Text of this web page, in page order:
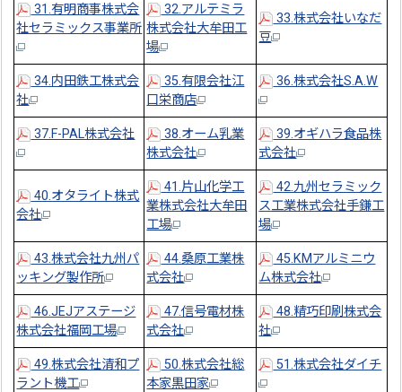
31.有明商事株式会
社セラミックス事業所
32.アルテミラ
株式会社大牟田工
場
33.株式会社いなだ
豆
34.内田鉄工株式会
社
35.有限会社江
口栄商店
36.株式会社S.A.W
37.F-PAL株式会社
38.オーム乳業
株式会社
39.オギハラ食品株
式会社
40.オタライト株式
会社
41.片山化学工
業株式会社大牟田
工場
42.九州セラミック
ス工業株式会社手鎌工
場
43.株式会社九州パ
ッキング製作所
44.桑原工業株
式会社
45.KMアルミニウ
ム株式会社
46.JEJアステージ
株式会社福岡工場
47.信号電材株
式会社
48.精巧印刷株式会
社
49.株式会社清和プ
ラント機工
50.株式会社総
本家黒田家
51.株式会社ダイチ